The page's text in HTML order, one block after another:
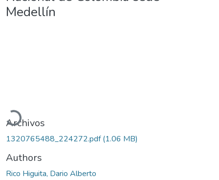
Medellín
Cargando...
Archivos
1320765488_224272.pdf(1.06 MB)
Authors
Rico Higuita, Dario Alberto